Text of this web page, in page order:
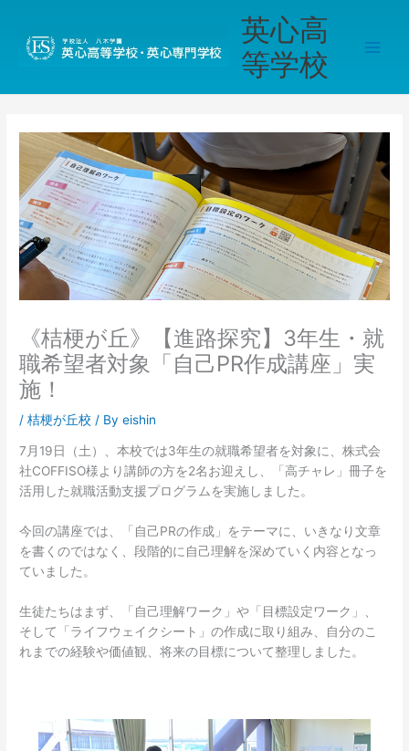
英心高
等学校
《桔梗が丘》【進路探究】3年生・就
職希望者対象「自己PR作成講座」実
施！
/桔梗が丘校 / Byeishin
7月19日（土）、本校では3年生の就職希望者を対象に、株式会
社COFFISO様より講師の方を2名お迎えし、「高チャレ」冊子を
活用した就職活動支援プログラムを実施しました。
今回の講座では、「自己PRの作成」をテーマに、いきなり文章
を書くのではなく、段階的に自己理解を深めていく内容となっ
ていました。
生徒たちはまず、「自己理解ワーク」や「目標設定ワーク」、
そして「ライフウェイクシート」の作成に取り組み、自分のこ
れまでの経験や価値観、将来の目標について整理しました。